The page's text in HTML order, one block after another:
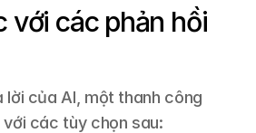
với các phản hồi
lời của AI, một thanh công
các tùy chọn sau: